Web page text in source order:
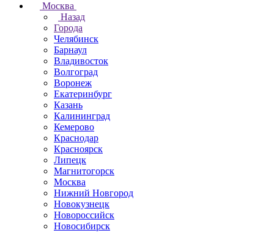
Москва
Назад
Города
Челябинск
Барнаул
Владивосток
Волгоград
Воронеж
Екатеринбург
Казань
Калининград
Кемерово
Краснодар
Красноярск
Липецк
Магнитогорск
Москва
Нижний Новгород
Новокузнецк
Новороссийск
Новосибирск